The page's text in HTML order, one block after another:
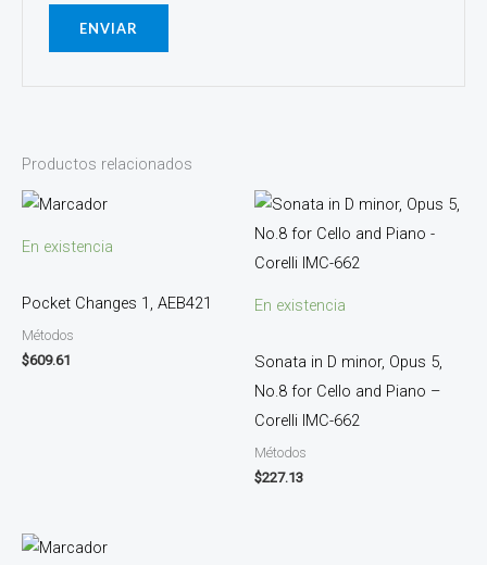
Productos relacionados
En existencia
Pocket Changes 1, AEB421
Métodos
$609.61
En existencia
Sonata in D minor, Opus 5,
No.8 for Cello and Piano –
Corelli IMC-662
Métodos
$227.13